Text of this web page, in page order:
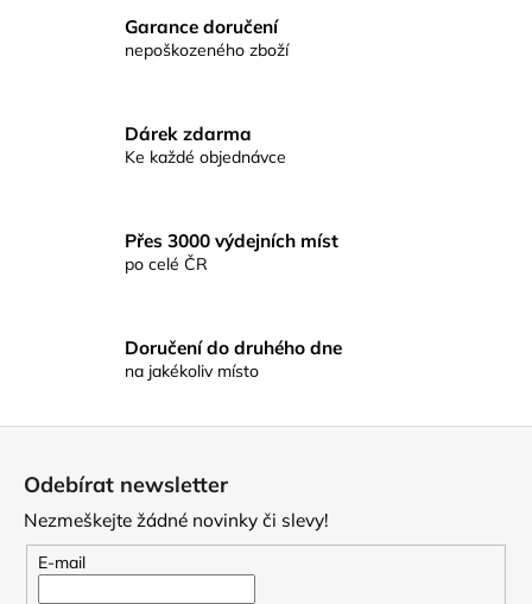
a
c
v
v
ý
u
á
n
Garance doručení
nepoškozeného zboží
Dárek zdarma
Ke každé objednávce
Přes 3000 výdejních míst
po celé ČR
Doručení do druhého dne
na jakékoliv místo
Odebírat newsletter
Nezmeškejte žádné novinky či slevy!
E-mail